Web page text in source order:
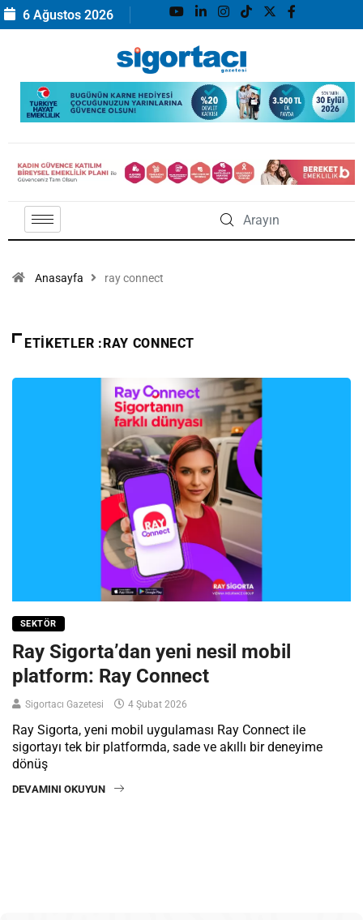
6 Ağustos 2026
Anasayfa ray connect
ETIKETLER :RAY CONNECT
SEKTÖR
Ray Sigorta’dan yeni nesil mobil
platform: Ray Connect
Sigortacı Gazetesi 4 Şubat 2026
Ray Sigorta, yeni mobil uygulaması Ray Connect ile
sigortayı tek bir platformda, sade ve akıllı bir deneyime
dönüş
DEVAMINI OKUYUN